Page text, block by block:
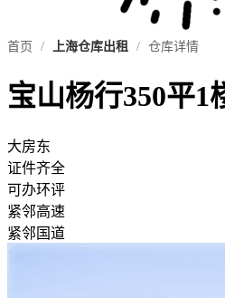
首页 / 上海仓库出租 / 仓库详情
宝山杨行350平1
大房东
证件齐全
可办环评
紧邻高速
紧邻国道